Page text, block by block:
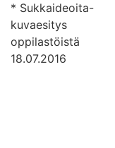
* Sukkaideoita-
kuvaesitys
oppilastöistä
18.07.2016